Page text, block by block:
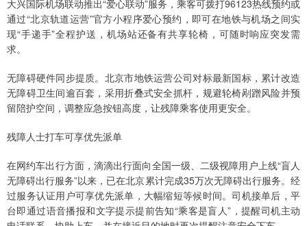
大兴国际机场联动推出“爱心联动”服务，乘客可拨打96123热线预约或
通过“北京轨道运营”官方小程序爱心预约，即可在地铁与机场之间实
现“手递手”全程护送，机场站还备有共享轮椅，可随时响应突发需
求。
无障碍硬件同步提质。北京市地铁运营公司对标最新国标，累计改造
无障碍卫生间逾百套，采用折叠式安全抓杆，规避轮椅剐蹭风险并预
留陪护空间，调整应急按钮高度，让残障乘客使用更安全。
残障人士打车可享优先派单
在网约车出行方面，滴滴出行面向全国一级、二级视障用户上线“盲人
无障碍出行服务”以来，已在北京累计完成35万次无障碍出行服务。经
过服务认证用户可享优先派单，大幅缩短等候时间。司机接单后，平
台即通过语音播报和文字提示提前告知“乘客是盲人”，提醒司机主动